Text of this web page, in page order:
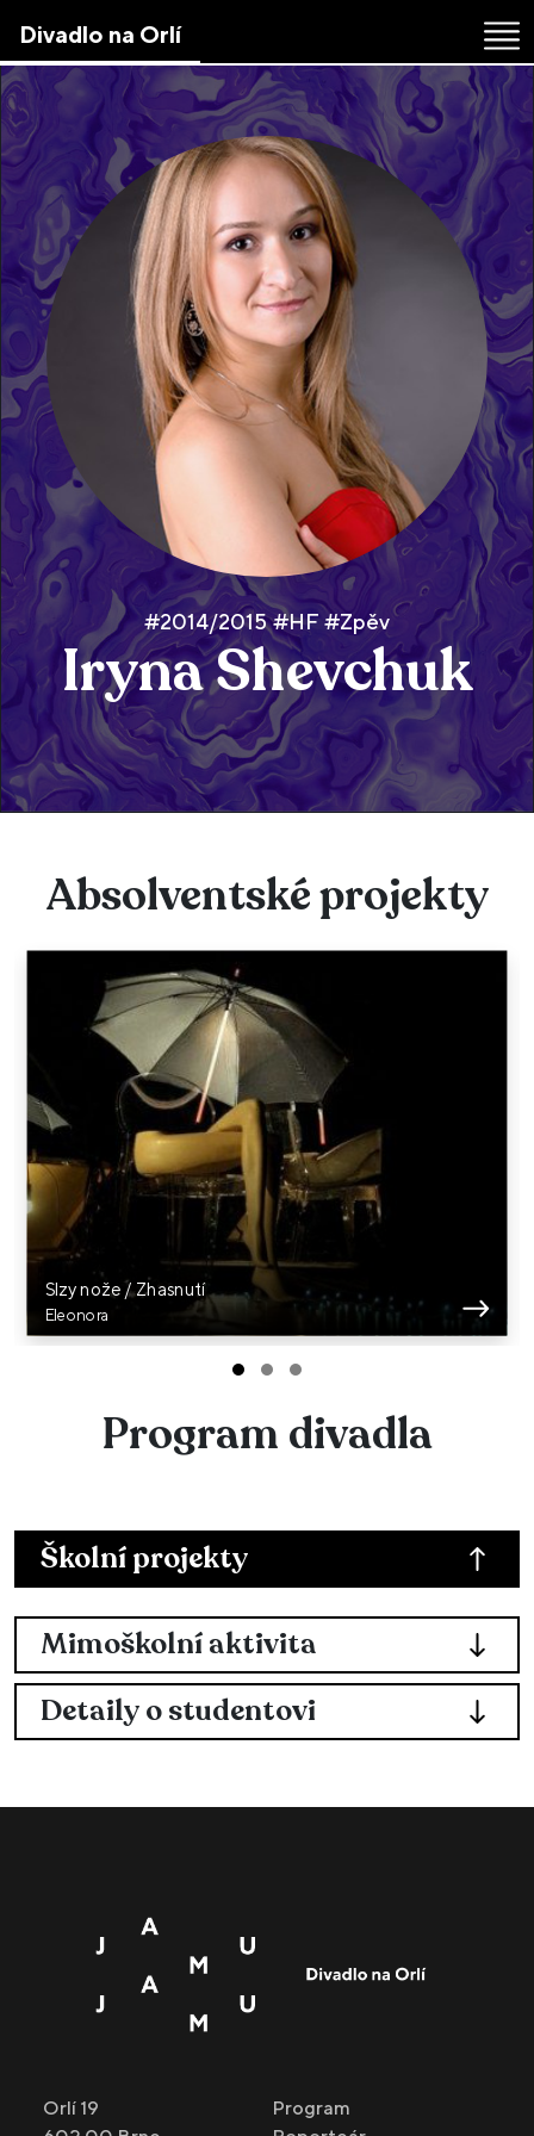
the
content
↷
Divadlo na Orlí
#2014/2015 #HF #Zpěv
Iryna Shevchuk
Školní projekty
Mimoškolní aktivita
Detaily o studentovi
Absolventské projekty
Slzy nože / Zhasnutí
Eleonora
Program divadla
Orlí 19
Program